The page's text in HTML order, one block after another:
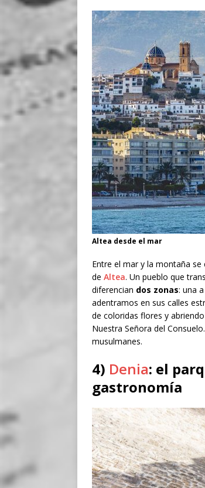
Altea desde el mar
Entre el mar y la montaña se
de Altea. Un pueblo que
diferencian dos zonas: una
adentramos en sus calles
de coloridas flores y
Nuestra Señora del
musulmanes.
4) Denia: el
gastronomía